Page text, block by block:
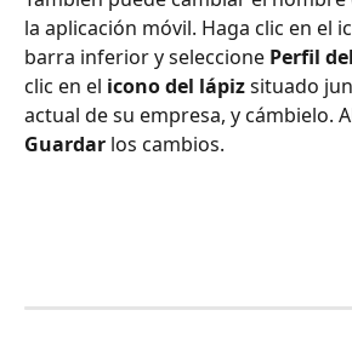
la aplicación móvil. Haga clic en el
barra inferior y seleccione Perfil
clic en el icono del lápiz situado
actual de su empresa, y cámbielo.
Guardar los cambios.